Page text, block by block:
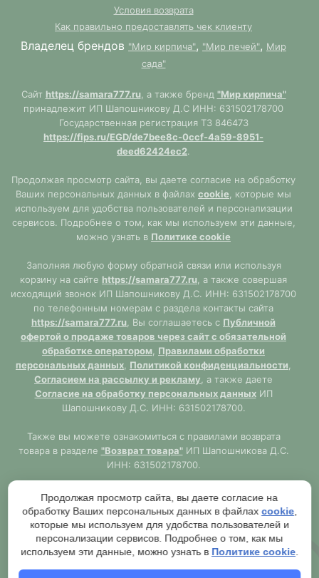
Условия возврата
Как правильно предоставлять чек клиенту
Владелец брендов "Мир кирпича", "Мир печей", Мир
сада"
Сайт https://samara777.ru, а также бренд "Мир кирпича"
принадлежит ИП Шапошникову Д.С ИНН: 631502178700
Государственная регистрация ТЗ 846473
https://fips.ru/EGD/de7bee8c-0ccf-4a59-8951-
deed62424ec2.
Продолжая просмотр сайта, вы даете согласие на обработку
Ваших персональных данных в файлах cookie , которые мы
используем для удобства пользователей и персонализации
сервисов. Подробнее о том, как мы используем эти данные,
можно узнать в Политике cookie
Заполняя любую форму обратной связи или используя
корзину на сайте https://samara777.ru , а также совершая
исходящий звонок ИП Шапошникову Д.С. ИНН: 631502178700
по телефонным номерам с раздела контакты сайта
https://samara777.ru , Вы соглашаетесь с Публичной
офертой о продаже товаров через сайт с обязательной
обработке оператором
Правилами обработки
персональных данных Политикой конфиденциальности
Согласием на рассылку и рекламу , а также даете
Согласие на обработку персональных данныхИП
Шапошникову Д.С. ИНН: 631502178700.
Также вы можете ознакомиться с правилами возврата
товара в разделе "Возврат товара"ИП Шапошникова Д.С.
ИНН: 631502178700.
https://samara777.ru
не является публичной офертой,
ВСЯ информация размещена в ознакомительных целях.
Согласно правилам описанным в разделе"Публичная
оферта"публичная оферта используется только при
обязательном оформлении заказа через Оператора сайта
Продолжая просмотр сайта, вы даете согласие на
обработку Ваших персональных данных в файлах cookie
которые мы используем для удобства пользователей и
персонализации сервисов. Подробнее о том, как мы
используем эти данные, можно узнать в Политике cookie